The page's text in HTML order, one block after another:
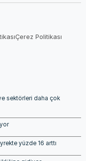
Çerez Politikası
sektörleri daha çok
yüzde 16 arttı